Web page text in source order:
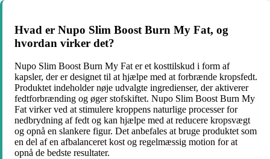
Hvad er Nupo Slim Boost Burn My Fat, og
hvordan virker det?
Nupo Slim Boost Burn My Fat er et kosttilskud i form af
kapsler, der er designet til at hjælpe med at forbrænde kropsfedt.
Produktet indeholder nøje udvalgte ingredienser, der aktiverer
fedtforbrænding og øger stofskiftet. Nupo Slim Boost Burn My
Fat virker ved at stimulere kroppens naturlige processer for
nedbrydning af fedt og kan hjælpe med at reducere kropsvægt
og opnå en slankere figur. Det anbefales at bruge produktet som
en del af en afbalanceret kost og regelmæssig motion for at
opnå de bedste resultater.